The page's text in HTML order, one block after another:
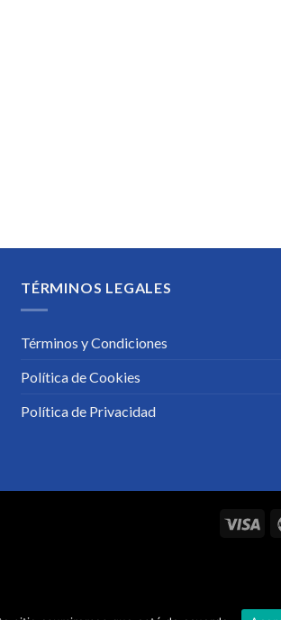
TÉRMINOS LEGALES
Términos y Condiciones
Política de Cookies
Política de Privacidad